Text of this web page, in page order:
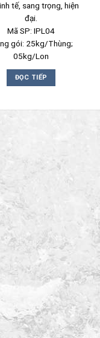
tế, sang trọng, hiện
đại.
Mã SP: IPL04
gói: 25kg/Thùng;
05kg/Lon
ĐỌC TIẾP